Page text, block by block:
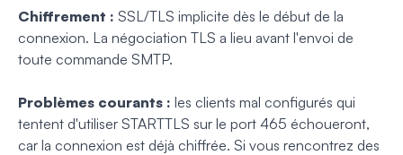
Chiffrement : SSL/TLS implicite dès le début de la
connexion. La négociation TLS a lieu avant l'envoi de
toute commande SMTP.
Problèmes courants : les clients mal configurés qui
tentent d'utiliser STARTTLS sur le port 465 échoueront,
car la connexion est déjà chiffrée. Si vous rencontrez des